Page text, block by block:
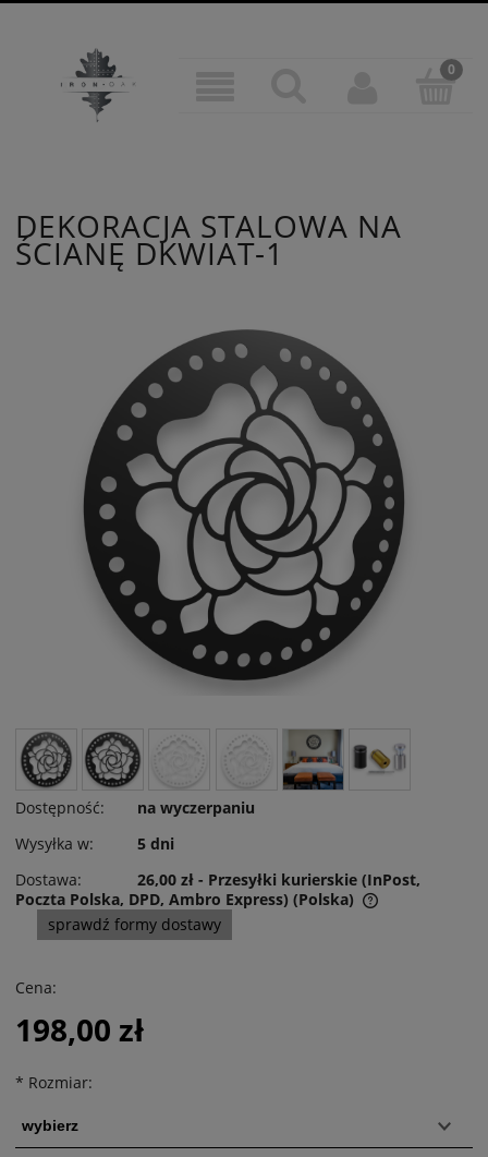
DEKORACJA STALOWA NA
ŚCIANĘ DKWIAT-1
Dostępność:
na wyczerpaniu
Wysyłka w:
5 dni
Dostawa:
26,00 zł - Przesyłki kurierskie (InPost,
Poczta Polska, DPD, Ambro Express) (Polska)
Cena nie zawiera ewentualnych kosztów płatności
sprawdź formy dostawy
Cena:
198,00 zł
* Rozmiar: